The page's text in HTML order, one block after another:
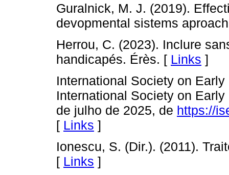
Guralnick, M. J. (2019).
devopmental sistems
Herrou, C. (2023). Inclure
handicapés. Érès. [ Links ]
International Society on
International Society on
de julho de 2025, de https://
[ Links ]
Ionescu, S. (Dir.). (2011).
[ Links ]